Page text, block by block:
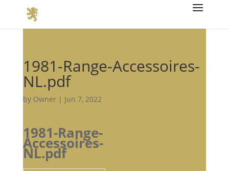
1981-Range-Accessoires-
NL.pdf
by Owner| Jun 7, 2022
1981-Range-
Accessoires-
NL.pdf